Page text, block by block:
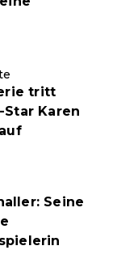
tritt
Karen
Seine